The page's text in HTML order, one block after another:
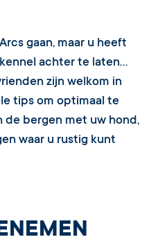
gaan, maar u heeft
achter te laten…
zijn welkom in
tips om optimaal te
de bergen met uw hond,
waar u rustig kunt